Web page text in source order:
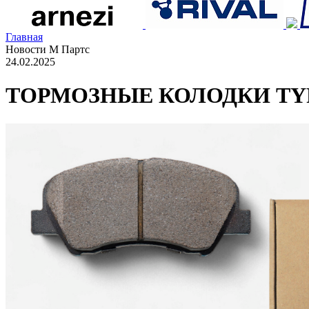
Главная
Новости М Партс
24.02.2025
ТОРМОЗНЫЕ КОЛОДКИ